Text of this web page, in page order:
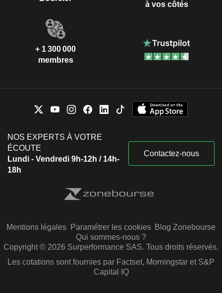
à vos côtés
+ 1 300 000
membres
NOS EXPERTS À VOTRE
ÉCOUTE
Lundi - Vendredi 9h-12h / 14h-
18h
Contactez-nous
Mentions légales Paramétrer les cookies Blog Zonebourse
Qui sommes-nous ?
Copyright © 2026 Surperformance SAS. Tous droits réservés.
Les cotations sont fournies par Factset, Morningstar et S&P
Capital IQ